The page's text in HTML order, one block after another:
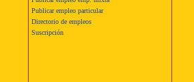
Publicar empleo particular
Directorio de empleos
Suscripción